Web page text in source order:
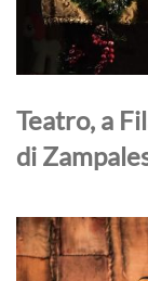
Teatro, a
di